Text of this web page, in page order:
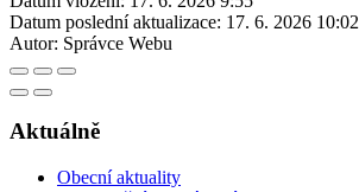
Datum poslední aktualizace: 17. 6. 2026 10:02
Autor: Správce Webu
Aktuálně
Obecní aktuality